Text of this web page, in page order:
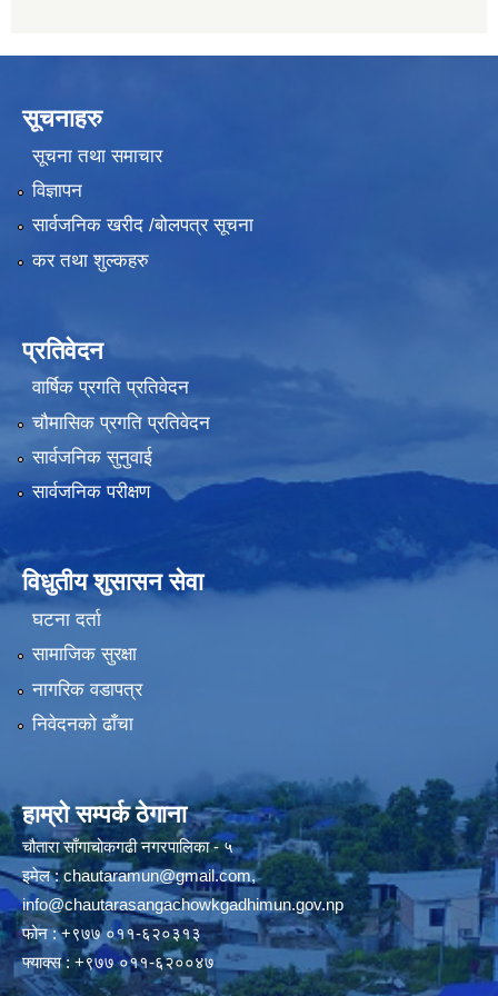
सूचनाहरु
सूचना तथा समाचार
विज्ञापन
सार्वजनिक खरीद /बोलपत्र सूचना
कर तथा शुल्कहरु
प्रतिवेदन
वार्षिक प्रगति प्रतिवेदन
चौमासिक प्रगति प्रतिवेदन
सार्वजनिक सुनुवाई
सार्वजनिक परीक्षण
विधुतीय शुसासन सेवा
घटना दर्ता
सामाजिक सुरक्षा
नागरिक वडापत्र
निवेदनको ढाँचा
हाम्रो सम्पर्क ठेगाना
चौतारा साँगाचोकगढी नगरपालिका - ५
इमेल :chautaramun@gmail.com,
info@chautarasangachowkgadhimun.gov.np
फोन : +९७७ ०११-६२०३१३
फ्याक्स : +९७७ ०११-६२००४७